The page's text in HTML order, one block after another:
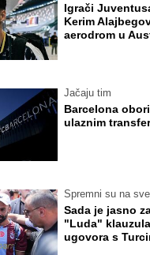
Igrači
Kerim
aerodrom u
Jačaju tim
Barcelona
ulaznim
Spremni su na sve
Sada je jasno
"Luda"
ugovora s